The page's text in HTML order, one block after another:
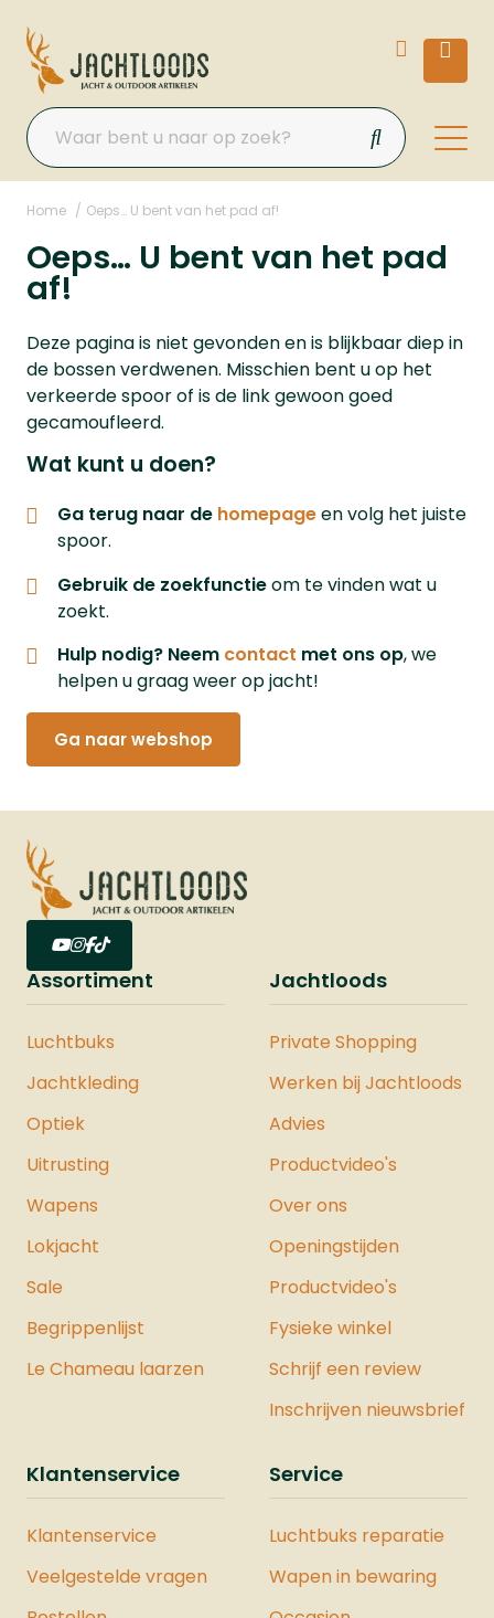
Home Oeps… U bent van het pad af!
Oeps… U bent van het pad
af!
Deze pagina is niet gevonden en is blijkbaar diep in
de bossen verdwenen. Misschien bent u op het
verkeerde spoor of is de link gewoon goed
gecamoufleerd.
Wat kunt u doen?
Ga terug naar de homepageen volg het juiste
spoor.
Gebruik de zoekfunctieom te vinden wat u
zoekt.
Hulp nodig? Neem contact met ons op, we
helpen u graag weer op jacht!
Ga naar webshop
Assortiment
Luchtbuks
Jachtkleding
Optiek
Uitrusting
Wapens
Lokjacht
Sale
Begrippenlijst
Le Chameau laarzen
Jachtloods
Private Shopping
Werken bij Jachtloods
Advies
Productvideo's
Over ons
Openingstijden
Productvideo's
Fysieke winkel
Schrijf een review
Inschrijven nieuwsbrief
Klantenservice
Klantenservice
Veelgestelde vragen
Service
Luchtbuks reparatie
Wapen in bewaring